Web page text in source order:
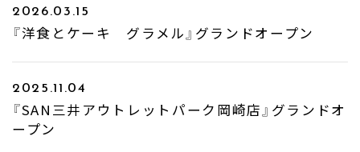
2026.03.15
『洋食とケーキ グラメル』グランドオープン
2025.11.04
『SAN三井アウトレットパーク岡崎店』グランドオ
ープン